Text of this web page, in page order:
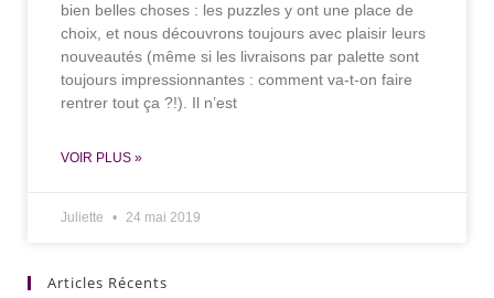
bien belles choses : les puzzles y ont une place de
choix, et nous découvrons toujours avec plaisir leurs
nouveautés (même si les livraisons par palette sont
toujours impressionnantes : comment va-t-on faire
rentrer tout ça ?!). Il n’est
VOIR PLUS »
Juliette 24 mai 2019
Articles Récents